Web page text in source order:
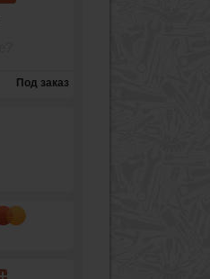
Под заказ